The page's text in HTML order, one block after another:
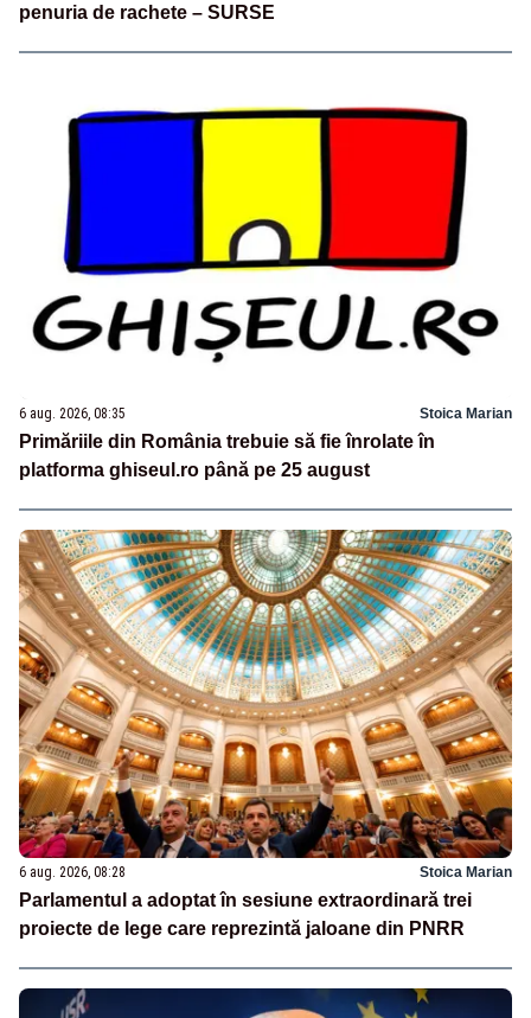
penuria de rachete – SURSE
6 aug. 2026, 08:35 Stoica Marian
Primăriile din România trebuie să fie înrolate în
platforma ghiseul.ro până pe 25 august
6 aug. 2026, 08:28 Stoica Marian
Parlamentul a adoptat în sesiune extraordinară trei
proiecte de lege care reprezintă jaloane din PNRR